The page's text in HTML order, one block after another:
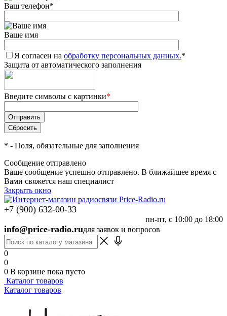
Ваш телефон*
Ваше имя
Я согласен на обработку персональных данных.*
Защита от автоматического заполнения
Введите символы с картинки*
* - Поля, обязательные для заполнения
Сообщение отправлено
Ваше сообщение успешно отправлено. В ближайшее время с
Вами свяжется наш специалист
Закрыть окно
+7 (900) 632-00-33
пн-пт, с 10:00 до 18:00
info@price-radio.ruдля заявок и вопросов
0
0
0 В корзине пока пусто
Каталог товаров
Каталог товаров